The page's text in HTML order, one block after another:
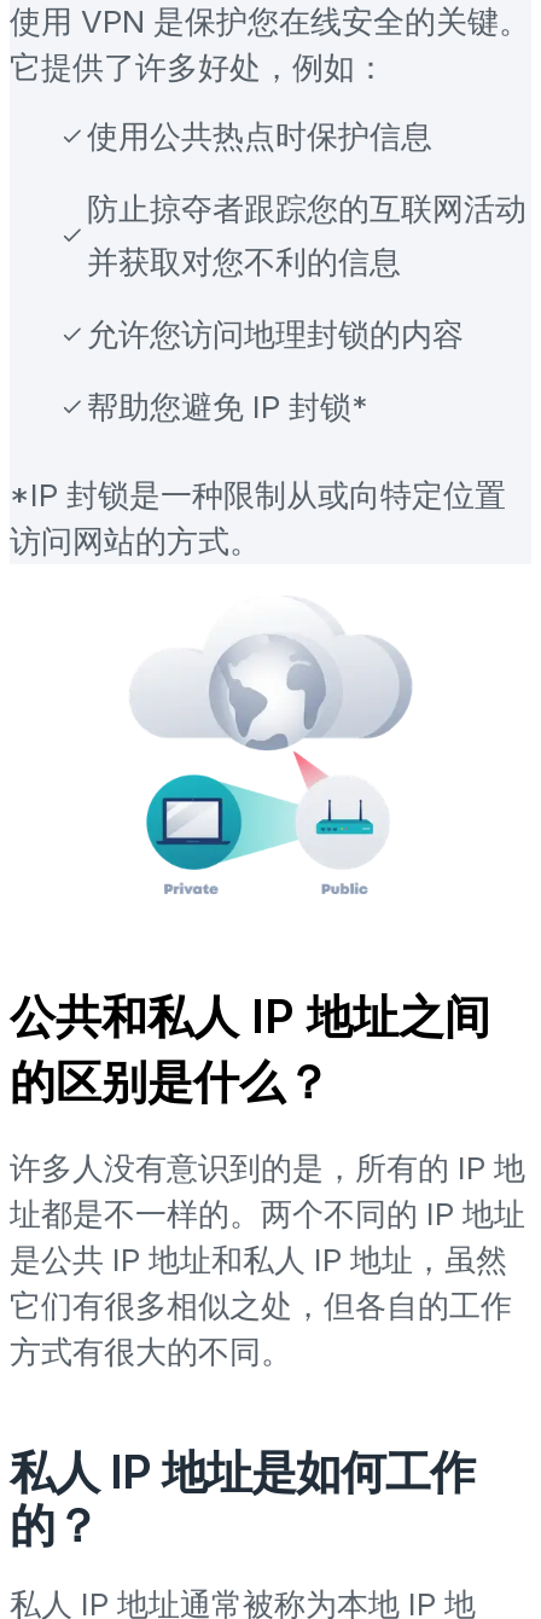
使用 VPN 是保护您在线安全的关键。
它提供了许多好处，例如：
使用公共热点时保护信息
防止掠夺者跟踪您的互联网活动
并获取对您不利的信息
允许您访问地理封锁的内容
帮助您避免 IP 封锁*
*IP 封锁是一种限制从或向特定位置
访问网站的方式。
公共和私人 IP 地址之间
的区别是什么？
许多人没有意识到的是，所有的 IP 地
址都是不一样的。两个不同的 IP 地址
是公共 IP 地址和私人 IP 地址，虽然
它们有很多相似之处，但各自的工作
方式有很大的不同。
私人 IP 地址是如何工作
的？
私人 IP 地址通常被称为本地 IP 地